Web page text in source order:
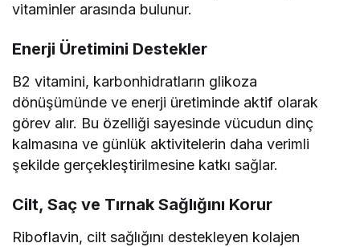
vitaminler arasında bulunur.
Enerji Üretimini Destekler
B2 vitamini, karbonhidratların glikoza
dönüşümünde ve enerji üretiminde aktif olarak
görev alır. Bu özelliği sayesinde vücudun dinç
kalmasına ve günlük aktivitelerin daha verimli
şekilde gerçekleştirilmesine katkı sağlar.
Cilt, Saç ve Tırnak Sağlığını Korur
Riboflavin, cilt sağlığını destekleyen kolajen